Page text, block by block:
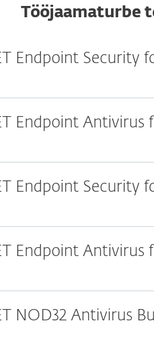
Tööjaamaturbe
Endpoint Security
Endpoint Antivirus
Endpoint Security
Endpoint Antivirus
NOD32 Antivirus